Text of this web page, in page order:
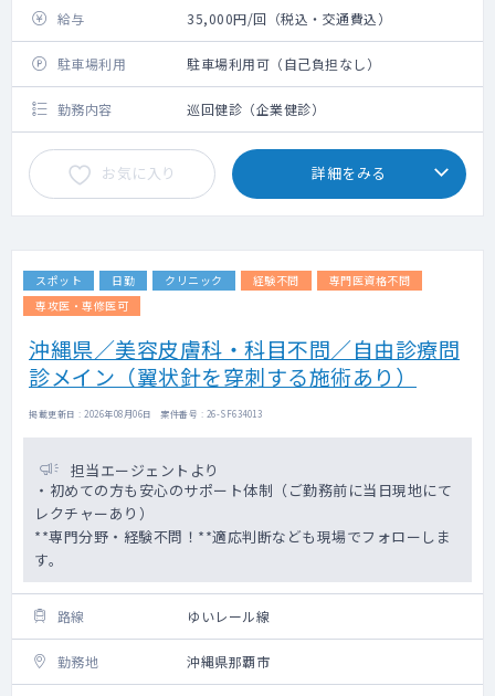
給与 35,000円/回（税込・交通費込）
駐車場利用 駐車場利用可（自己負担なし）
勤務内容 巡回健診（企業健診）
お気に入り 詳細をみる
スポット 日勤 クリニック 経験不問
専門医資格不問
専攻医・専修医可
沖縄県／美容皮膚科・科目不問／自由診療問
診メイン（翼状針を穿刺する施術あり）
掲載更新日 : 2026年08月06日 案件番号 : 26-SF634013
担当エージェントより
・初めての方も安心のサポート体制（ご勤務前に当日現地にて
レクチャーあり）
**専門分野・経験不問！**適応判断なども現場でフォローしま
す。
路線 ゆいレール線
勤務地 沖縄県那覇市